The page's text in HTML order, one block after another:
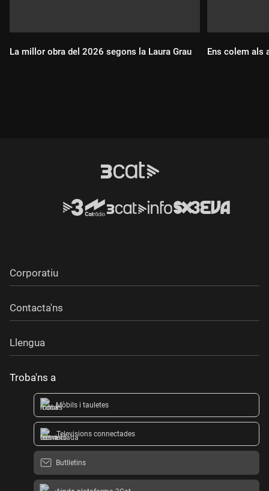
La millor obra del 2026 segons la Laura Grau Ens colem als
Corporatiu
Contacta'ns
Llengua
Troba'ns a
Mòbils i tauletes
Televisions connectades
Butlletins